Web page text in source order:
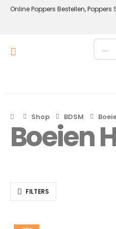
Online Poppers Bestellen, Poppers
Shop BDSM
Boeien
FILTERS